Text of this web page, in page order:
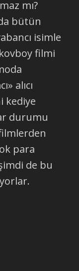
mı?
bütün
isimle
filmi
alıcı
kediye
durumu
para
de bu